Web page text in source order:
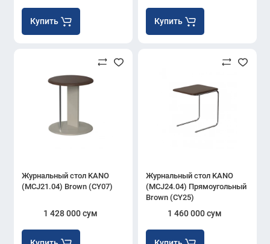
Купить Купить
Журнальный стол KANO
(MCJ21.04) Brown (CY07)
1 428 000 сум
Журнальный стол KANO
(MCJ24.04) Прямоугольный
Brown (CY25)
1 460 000 сум